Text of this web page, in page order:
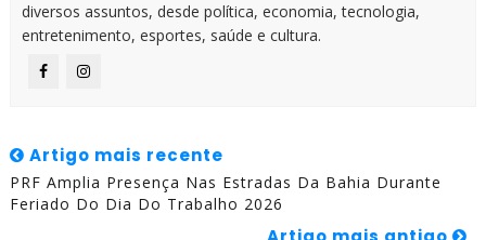
diversos assuntos, desde política, economia, tecnologia,
entretenimento, esportes, saúde e cultura.
Artigo mais recente
PRF Amplia Presença Nas Estradas Da Bahia Durante
Feriado Do Dia Do Trabalho 2026